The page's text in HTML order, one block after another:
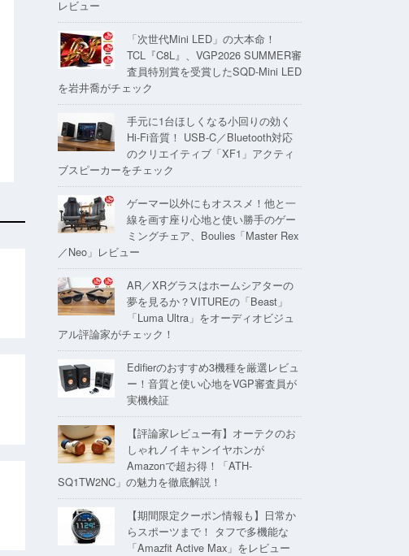
レビュー
「次世代Mini LED」の大本命！
TCL『C8L』、VGP2026 SUMMER審
査員特別賞を受賞したSQD-Mini LED
を岩井喬がチェック
手元に1台ほしくなる小回りの効く
Hi-Fi音質！ USB-C／Bluetooth対応
のクリエイティブ「XF1」アクティ
ブスピーカーをチェック
ゲーマー以外にもオススメ！他と一
線を画す座り心地と使い勝手のゲー
ミングチェア、Boulies「Master Rex
／Neo」レビュー
AR／XRグラスはホームシアターの
夢を見るか？VITUREの「Beast」
「Luma Ultra」をオーディオビジュ
アル評論家がチェック！
Edifierのおすすめ3機種を厳選レビュ
ー！音質と使い心地をVGP審査員が
実機検証
【評論家レビュー有】オーテクのお
しゃれノイキャンイヤホンが
Amazonで超お得！「ATH-
SQ1TW2NC」の魅力を徹底解説！
【期間限定クーポン情報も】日常か
らスポーツまで！ タフで多機能な
「Amazfit Active Max」をレビュー